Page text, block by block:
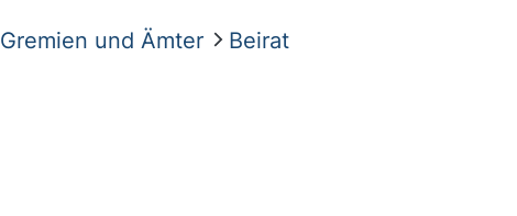
Gremien und Ämter Beirat